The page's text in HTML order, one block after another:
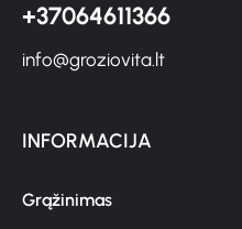
+37064611366
info@groziovita.lt
INFORMACIJA
Grąžinimas